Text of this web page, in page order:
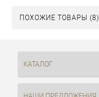
ПОХОЖИЕ ТОВАРЫ (8)
КАТАЛОГ